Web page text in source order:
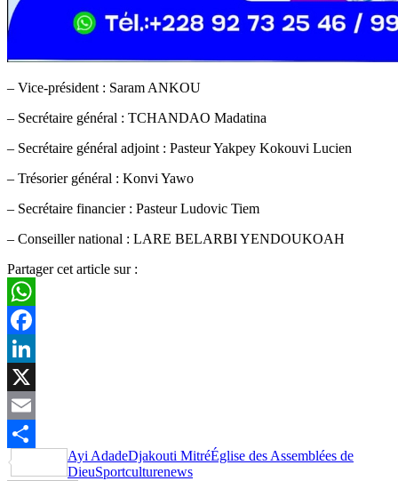
– Vice-président : Saram ANKOU
– Secrétaire général : TCHANDAO Madatina
– Secrétaire général adjoint : Pasteur Yakpey Kokouvi Lucien
– Trésorier général : Konvi Yawo
– Secrétaire financier : Pasteur Ludovic Tiem
– Conseiller national : LARE BELARBI YENDOUKOAH
Partager cet article sur :
WhatsApp
Facebook
LinkedIn
X
Email
Partager
Ayi AdadeDjakouti MitréÉglise des Assemblées de
DieuSportculturenews